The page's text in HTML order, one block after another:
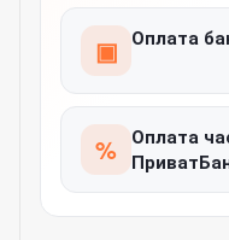
▣ Оплата
% Оплата